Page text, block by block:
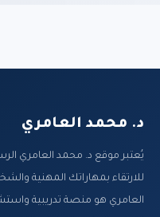
د. محمد العامري
يُعتبر موقع د. محمد العامري
للارتقاء بمهاراتك المهنية
العامري هو منصة تدريبية